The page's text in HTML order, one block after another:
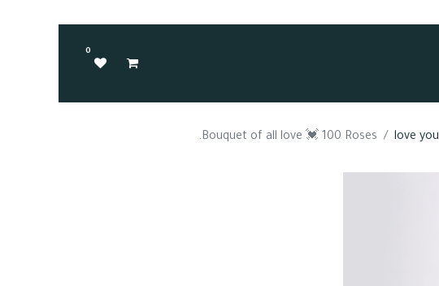
0
love you
Bouquet of all love 💓 100 Roses.